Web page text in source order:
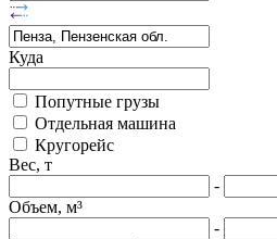
Куда
Попутные грузы
Отдельная машина
Кругорейс
Вес, т
-
Объем, м³
-